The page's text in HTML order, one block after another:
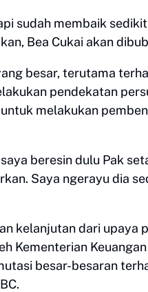
sudah membaik
Bea Cukai akan
besar, terutama
pendekatan
melakukan
beresin dulu Pak
Saya ngerayu dia
kelanjutan dari
Kementerian
besar-besaran